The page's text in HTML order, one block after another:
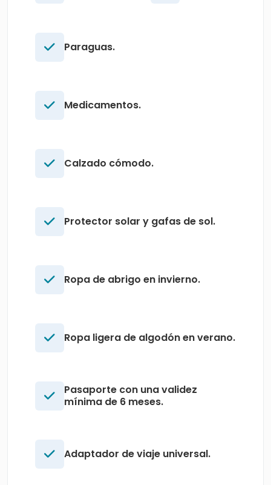
Paraguas.
Medicamentos.
Calzado cómodo.
Protector solar y gafas de sol.
Ropa de abrigo en invierno.
Ropa ligera de algodón en verano.
Pasaporte con una validez
mínima de 6 meses.
Adaptador de viaje universal.